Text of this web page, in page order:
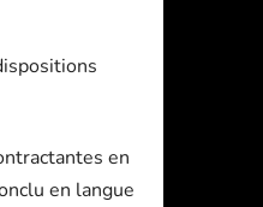
en
en langue